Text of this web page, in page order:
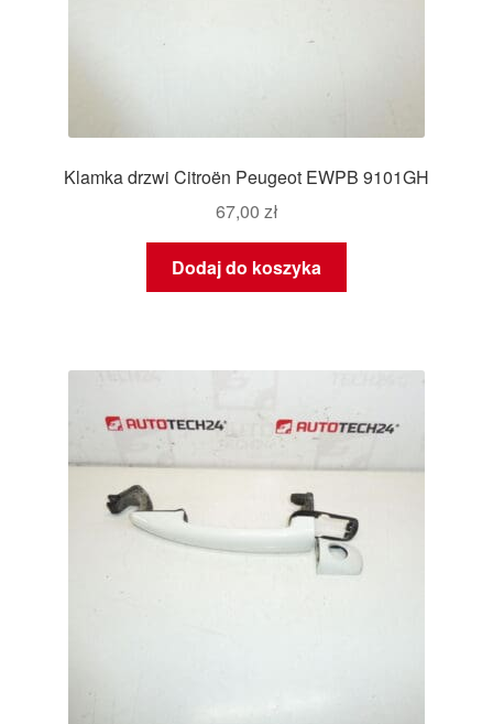
Klamka drzwi Citroën Peugeot EWPB 9101GH
67,00 zł
Dodaj do koszyka